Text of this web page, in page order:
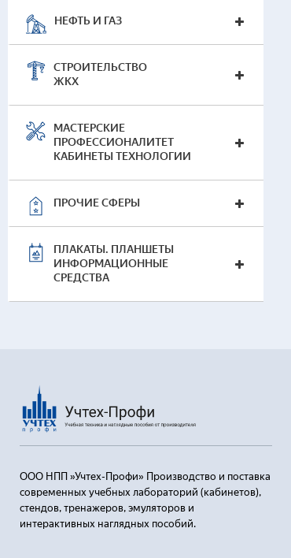
НЕФТЬ И ГАЗ
СТРОИТЕЛЬСТВО
ЖКХ
МАСТЕРСКИЕ
ПРОФЕССИОНАЛИТЕТ
КАБИНЕТЫ ТЕХНОЛОГИИ
ПРОЧИЕ СФЕРЫ
ПЛАКАТЫ. ПЛАНШЕТЫ
ИНФОРМАЦИОННЫЕ
СРЕДСТВА
ООО НПП »Учтех-Профи» Производство и поставка
современных учебных лабораторий (кабинетов),
стендов, тренажеров, эмуляторов и
интерактивных наглядных пособий.